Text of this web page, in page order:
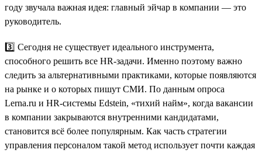
году звучала важная идея: главный эйчар в компании — это
руководитель.
3️⃣ Сегодня не существует идеального инструмента,
способного решить все HR-задачи. Именно поэтому важно
следить за альтернативными практиками, которые появляются
на рынке и о которых пишут СМИ. По данным опроса
Lerna.ru и HR-системы Edstein, «тихий найм», когда вакансии
в компании закрываются внутренними кандидатами,
становится всё более популярным. Как часть стратегии
управления персоналом такой метод использует почти каждая